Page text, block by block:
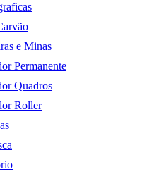
e Minas
Permanente
Quadros
Roller